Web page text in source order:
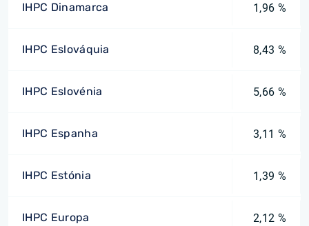
IHPC Dinamarca 1,96 %
IHPC Eslováquia 8,43 %
IHPC Eslovénia 5,66 %
IHPC Espanha 3,11 %
IHPC Estónia 1,39 %
IHPC Europa 2,12 %